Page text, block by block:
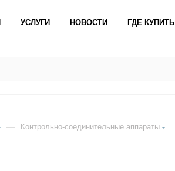
УСЛУГИ НОВОСТИ ГДЕ КУПИТЬ
— Контрольно‐соединительные аппараты